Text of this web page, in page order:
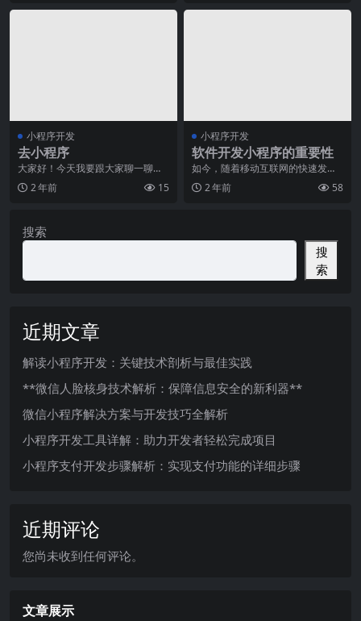
小程序开发
去小程序
大家好！今天我要跟大家聊一聊一
个非常热门的话题——小程序。随
着智能手机的普及和移
2 年前 15
小程序开发
软件开发小程序的重要性
如今，随着移动互联网的快速发
展，小程序成为了越来越多企业的
首要推荐。作为一种全新
2 年前 58
搜索
搜
索
近期文章
解读小程序开发：关键技术剖析与最佳实践
**微信人脸核身技术解析：保障信息安全的新利器**
微信小程序解决方案与开发技巧全解析
小程序开发工具详解：助力开发者轻松完成项目
小程序支付开发步骤解析：实现支付功能的详细步骤
近期评论
您尚未收到任何评论。
文章展示